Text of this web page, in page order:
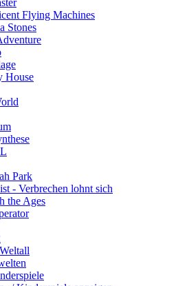
Flying Machines
Stones
House
Park
- Verbrechen lohnt sich
the Ages